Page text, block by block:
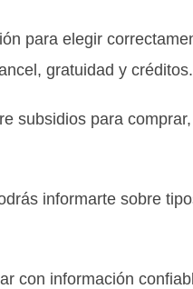
para elegir
gratuidad y créditos.
subsidios para
informarte sobre
con información